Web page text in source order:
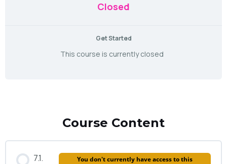
Closed
Get Started
This course is currently closed
Course Content
7.1.
You don't currently have access to this